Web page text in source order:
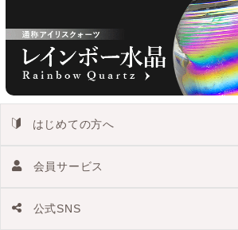
はじめての方へ
会員サービス
公式SNS